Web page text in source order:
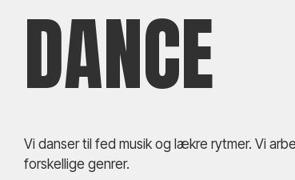
DANCE
Vi danser til fed musik og lækre rytmer. Vi
forskellige genrer.